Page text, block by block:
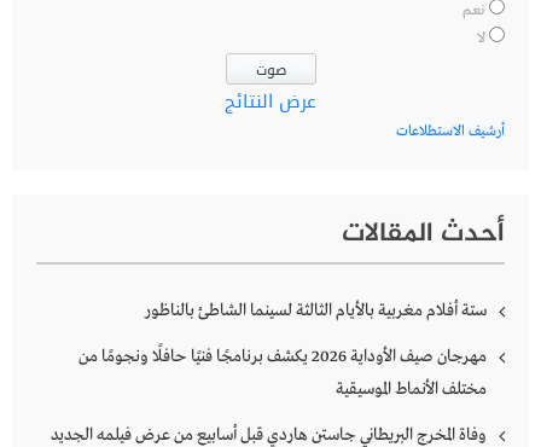
نعم
لا
عرض النتائج
أرشيف الاستطلاعات
أحدث المقالات
ستة أفلام مغربية بالأيام الثالثة لسينما الشاطئ بالناظور
مهرجان صيف الأوداية 2026 يكشف برنامجًا فنيًا حافلًا ونجومًا من
مختلف الأنماط الموسيقية
وفاة المخرج البريطاني جاستن هاردي قبل أسابيع من عرض فيلمه الجديد